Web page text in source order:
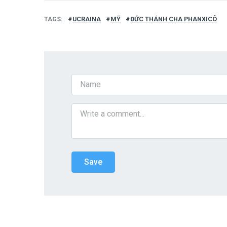
TAGS UCRAINA MỸ ĐỨC THÁNH CHA PHANXICÔ